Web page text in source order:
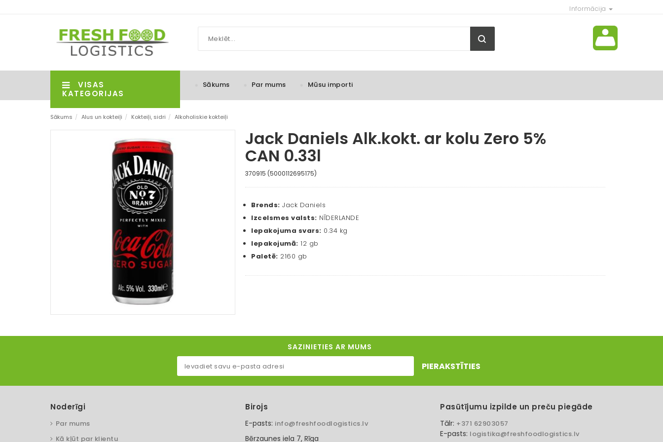
Informācija
VISAS
KATEGORIJAS
Sākums Par mums Mūsu importi
Sākums / Alus un kokteiļi / Kokteiļi, sidri / Alkoholiskie kokteiļi
Jack Daniels Alk.kokt. ar kolu Zero 5%
CAN 0.33l
370915 (5000112695175)
Brends: Jack Daniels
Izcelsmes valsts: NĪDERLANDE
Iepakojuma svars: 0.34 kg
Iepakojumā: 12 gb
Paletē: 2160 gb
SAZINIETIES AR MUMS
PIERAKSTĪTIES
Noderīgi
Par mums
Kā kļūt par klientu
Birojs
E-pasts: info@freshfoodlogistics.lv
Bērzaunes iela 7, Rīga
Pasūtījumu izpilde un preču piegāde
Tālr: +371 62903057
E-pasts: logistika@freshfoodlogistics.lv